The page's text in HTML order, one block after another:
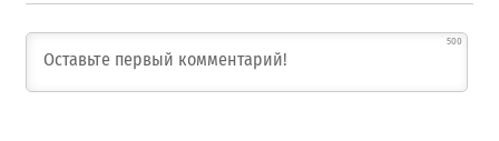
500